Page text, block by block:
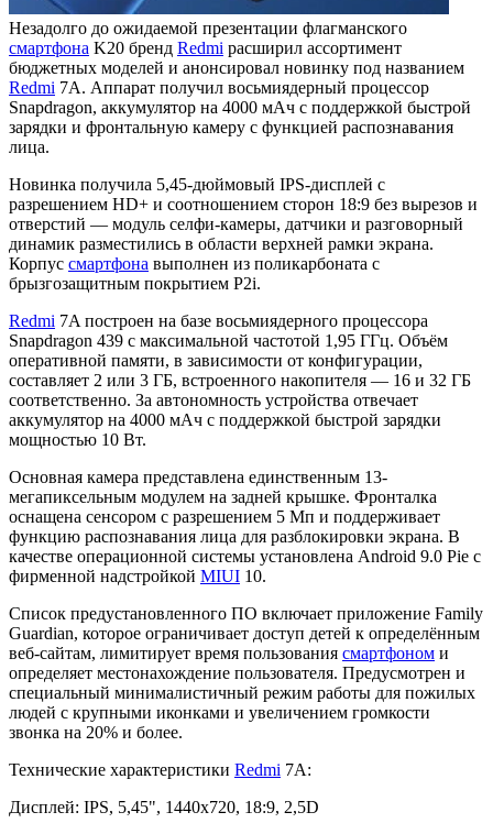
Незадолго до ожидаемой презентации флагманского
смартфона K20 бренд Redmi расширил ассортимент
бюджетных моделей и анонсировал новинку под названием
Redmi 7A. Аппарат получил восьмиядерный процессор
Snapdragon, аккумулятор на 4000 мАч с поддержкой быстрой
зарядки и фронтальную камеру с функцией распознавания
лица.
Новинка получила 5,45-дюймовый IPS-дисплей с
разрешением HD+ и соотношением сторон 18:9 без вырезов и
отверстий — модуль селфи-камеры, датчики и разговорный
динамик разместились в области верхней рамки экрана.
Корпус смартфона выполнен из поликарбоната с
брызгозащитным покрытием P2i.
Redmi 7A построен на базе восьмиядерного процессора
Snapdragon 439 с максимальной частотой 1,95 ГГц. Объём
оперативной памяти, в зависимости от конфигурации,
составляет 2 или 3 ГБ, встроенного накопителя — 16 и 32 ГБ
соответственно. За автономность устройства отвечает
аккумулятор на 4000 мАч с поддержкой быстрой зарядки
мощностью 10 Вт.
Основная камера представлена единственным 13-
мегапиксельным модулем на задней крышке. Фронталка
оснащена сенсором с разрешением 5 Мп и поддерживает
функцию распознавания лица для разблокировки экрана. В
качестве операционной системы установлена Android 9.0 Pie с
фирменной надстройкой MIUI 10.
Список предустановленного ПО включает приложение Family
Guardian, которое ограничивает доступ детей к определённым
веб-сайтам, лимитирует время пользования смартфоном и
определяет местонахождение пользователя. Предусмотрен и
специальный минималистичный режим работы для пожилых
людей с крупными иконками и увеличением громкости
звонка на 20% и более.
Технические характеристики Redmi 7A:
Дисплей: IPS, 5,45", 1440x720, 18:9, 2,5D